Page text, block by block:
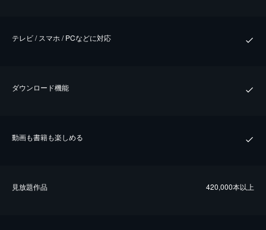
テレビ / スマホ / PCなどに対応
ダウンロード機能
動画も書籍も楽しめる
⾒放題作品 420,000本以上